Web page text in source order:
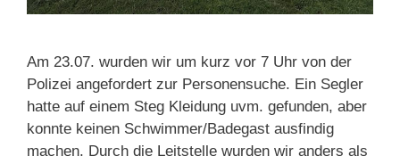
Am 23.07. wurden wir um kurz vor 7 Uhr von der
Polizei angefordert zur Personensuche. Ein Segler
hatte auf einem Steg Kleidung uvm. gefunden, aber
konnte keinen Schwimmer/Badegast ausfindig
machen. Durch die Leitstelle wurden wir anders als